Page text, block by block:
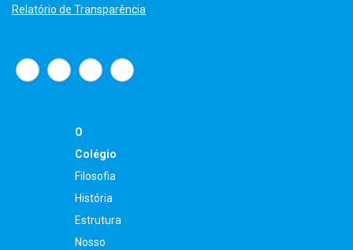
Relatório de Transparência
O
Colégio
Filosofia
História
Estrutura
Nosso